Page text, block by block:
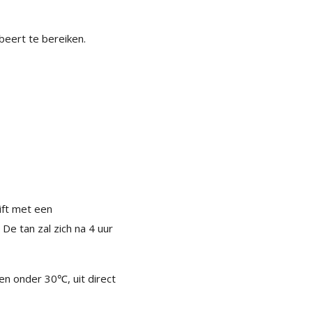
te bereiken.
met een
tan zal zich na 4 uur
onder 30℃, uit direct